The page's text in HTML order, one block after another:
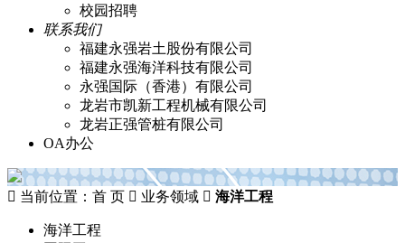
校园招聘
联系我们
福建永强岩土股份有限公司
福建永强海洋科技有限公司
永强国际（香港）有限公司
龙岩市凯新工程机械有限公司
龙岩正强管桩有限公司
OA办公
 当前位置： 首 页  业务领域  海洋工程
海洋工程